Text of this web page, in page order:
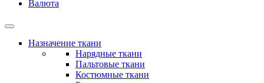
Валюта
Назначение ткани
Нарядные ткани
Пальтовые ткани
Костюмные ткани